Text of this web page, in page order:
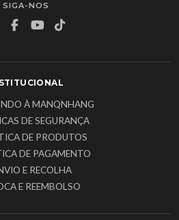
SIGA-NOS
À MANQNHANG
DE SEGURANÇA
DE PRODUTOS
DE PAGAMENTO
E RECOLHA
E REEMBOLSO